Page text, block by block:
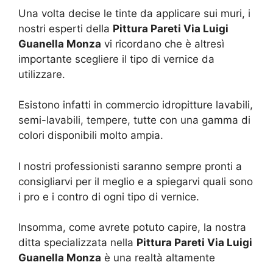
Una volta decise le tinte da applicare sui muri, i
nostri esperti della Pittura Pareti Via Luigi
Guanella Monza vi ricordano che è altresì
importante scegliere il tipo di vernice da
utilizzare.
Esistono infatti in commercio idropitture lavabili,
semi-lavabili, tempere, tutte con una gamma di
colori disponibili molto ampia.
I nostri professionisti saranno sempre pronti a
consigliarvi per il meglio e a spiegarvi quali sono
i pro e i contro di ogni tipo di vernice.
Insomma, come avrete potuto capire, la nostra
ditta specializzata nella Pittura Pareti Via Luigi
Guanella Monza è una realtà altamente